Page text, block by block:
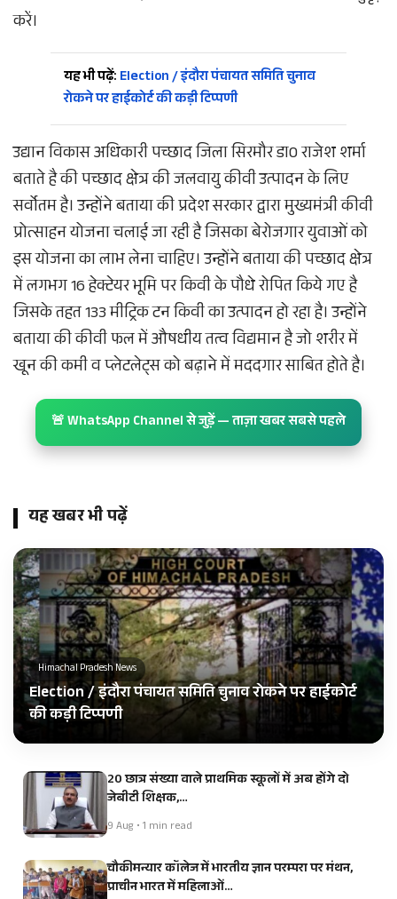
करें।
यह भी पढ़ें: Election / इंदौरा पंचायत समिति चुनाव
रोकने पर हाईकोर्ट की कड़ी टिप्पणी
उद्यान विकास अधिकारी पच्छाद जिला सिरमौर डा0 राजेश शर्मा
बताते है की पच्छाद क्षेत्र की जलवायु कीवी उत्पादन के लिए
सर्वोतम है। उन्होंने बताया की प्रदेश सरकार द्वारा मुख्यमंत्री कीवी
प्रोत्साहन योजना चलाई जा रही है जिसका बेरोजगार युवाओं को
इस योजना का लाभ लेना चाहिए। उन्होंने बताया की पच्छाद क्षेत्र
में लगभग 16 हेक्टेयर भूमि पर किवी के पौधे रोपित किये गए है
जिसके तहत 133 मीट्रिक टन किवी का उत्पादन हो रहा है। उन्होंने
बताया की कीवी फल में औषधीय तत्व विद्यमान है जो शरीर में
खून की कमी व प्लेटलेट्स को बढ़ाने में मददगार साबित होते है।
🚨 WhatsApp Channel से जुड़ें — ताज़ा खबर सबसे पहले
यह खबर भी पढ़ें
Himachal Pradesh News
Election / इंदौरा पंचायत समिति चुनाव रोकने पर हाईकोर्ट
की कड़ी टिप्पणी
20 छात्र संख्या वाले प्राथमिक स्कूलों में अब होंगे दो
जेबीटी शिक्षक,…
9 Aug • 1 min read
चौकीमन्यार कॉलेज में भारतीय ज्ञान परम्परा पर मंथन,
प्राचीन भारत में महिलाओं…